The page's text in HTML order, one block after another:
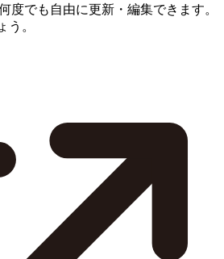
度でも自由に更新・編集できます。
う。